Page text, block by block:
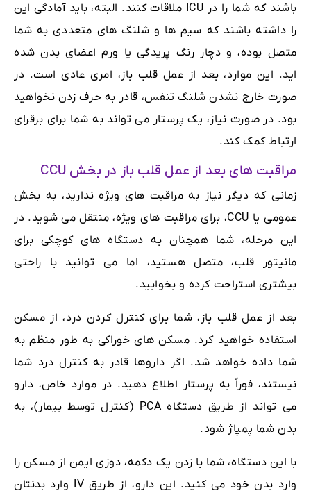
باشند که شما را در ICU ملاقات کنند. البته، باید آمادگی این
را داشته باشند که سیم ها و شلنگ های متعددی به شما
متصل بوده، و دچار رنگ پریدگی یا ورم اعضای بدن شده
اید. این موارد، بعد از عمل قلب باز، امری عادی است. در
صورت خارج نشدن شلنگ تنفس، قادر به حرف زدن نخواهید
بود. در صورت نیاز، یک پرستار می تواند به شما برای برقرای
ارتباط کمک کند.
مراقبت های بعد از عمل قلب باز در بخش CCU
زمانی که دیگر نیاز به مراقبت های ویژه ندارید، به بخش
عمومی یا CCU، برای مراقبت های ویژه، منتقل می شوید. در
این مرحله، شما همچنان به دستگاه های کوچکی برای
مانیتور قلب، متصل هستید، اما می توانید با راحتی
بیشتری استراحت کرده و بخوابید.
بعد از عمل قلب باز، شما برای کنترل کردن درد، از مسکن
استفاده خواهید کرد. مسکن های خوراکی به طور منظم به
شما داده خواهد شد. اگر داروها قادر به کنترل درد شما
نیستند، فوراً به پرستار اطلاع دهید. در موارد خاص، دارو
می تواند از طریق دستگاه PCA (کنترل توسط بیمار)، به
بدن شما پمپاژ شود.
با این دستگاه، شما با زدن یک دکمه، دوزی ایمن از مسکن را
وارد بدن خود می کنید. این دارو، از طریق IV وارد بدنتان